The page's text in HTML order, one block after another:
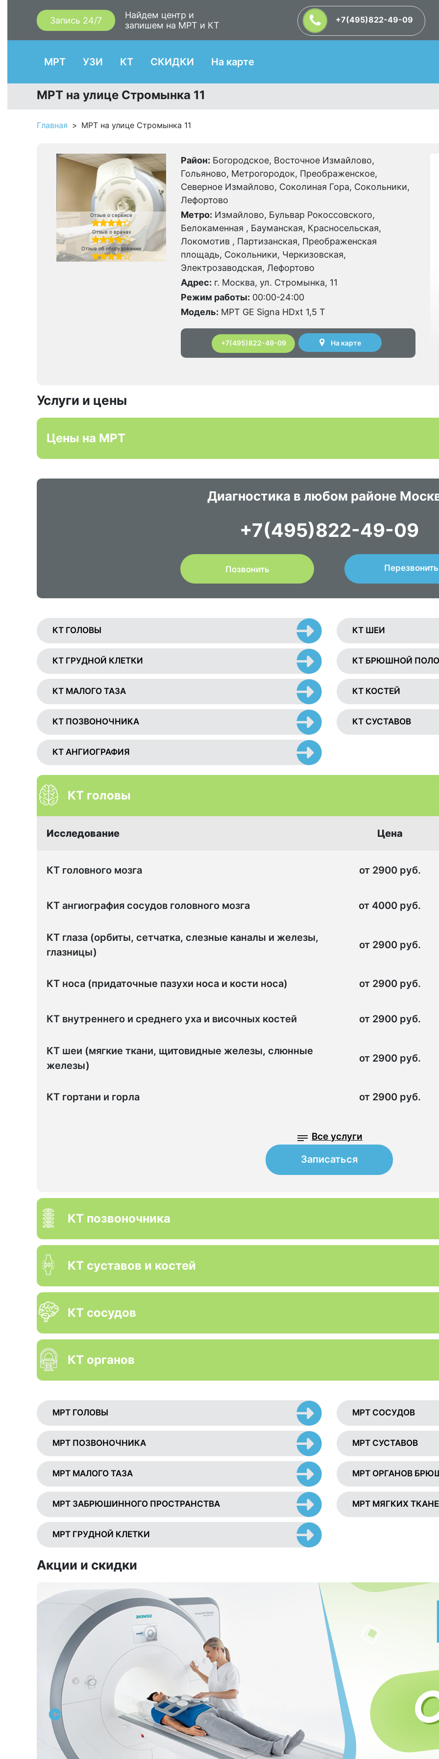
Запись 24/7
Найдем центр и
запишем на МРТ и КТ
+7(495)822-49-09
МРТ УЗИ КТ СКИДКИ На карте
МРТ на улице Стромынка 11
Главная МРТ на улице Стромынка 11
Отзыв о сервисе
Отзыв о врачах
Отзыв об оборудовании
Район: Богородское, Восточное Измайлово,
Гольяново, Метрогородок, Преображенское,
Северное Измайлово, Соколиная Гора, Сокольники,
Лефортово
Метро: Измайлово, Бульвар Рокоссовского,
Белокаменная , Бауманская, Красносельская,
Локомотив , Партизанская, Преображенская
площадь, Сокольники, Черкизовская,
Электрозаводская, Лефортово
Адрес: г. Москва, ул. Стромынка, 11
Режим работы: 00:00-24:00
Модель: МРТ GE Signa HDxt 1,5 Т
+7(495)822-49-09 На карте
Услуги и цены
Цены на МРТ
Диагностика в любом районе
+7(495)822-49-09
Позвонить Перезвонить
КТ ГОЛОВЫ
КТ ГРУДНОЙ КЛЕТКИ
КТ МАЛОГО ТАЗА
КТ ПОЗВОНОЧНИКА
КТ АНГИОГРАФИЯ
КТ ШЕИ
КТ БРЮШНОЙ
КТ КОСТЕЙ
КТ СУСТАВОВ
КТ головы
Исследование Цена
КТ головного мозга от 2900 руб.
КТ ангиография сосудов головного мозга от 4000 руб.
КТ глаза (орбиты, сетчатка, слезные каналы и железы,
глазницы)
от 2900 руб.
КТ носа (придаточные пазухи носа и кости носа) от 2900 руб.
КТ внутреннего и среднего уха и височных костей от 2900 руб.
КТ шеи (мягкие ткани, щитовидные железы, слюнные
железы)
от 2900 руб.
КТ гортани и горла от 2900 руб.
Все услуги
Записаться
КТ позвоночника
КТ суставов и костей
КТ сосудов
КТ органов
МРТ ГОЛОВЫ
МРТ ПОЗВОНОЧНИКА
МРТ МАЛОГО ТАЗА
МРТ ЗАБРЮШИННОГО ПРОСТРАНСТВА
МРТ ГРУДНОЙ КЛЕТКИ
МРТ СОСУДОВ
МРТ СУСТАВОВ
МРТ ОРГАНОВ
МРТ МЯГКИХ
Акции и скидки